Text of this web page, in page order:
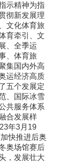
示精神为指
彻新发展理
文化体育旅
育牵引、文
、全季运
、体育旅
集国内外高
运经济高质
五个发展定
、国际冰雪
共服务体系
合发展样
年3月19
快推进后奥
奥场馆赛后
，发展壮大